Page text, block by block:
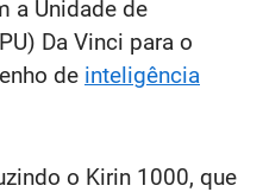
a Unidade de
Da Vinci para o
de inteligência
o Kirin 1000, que